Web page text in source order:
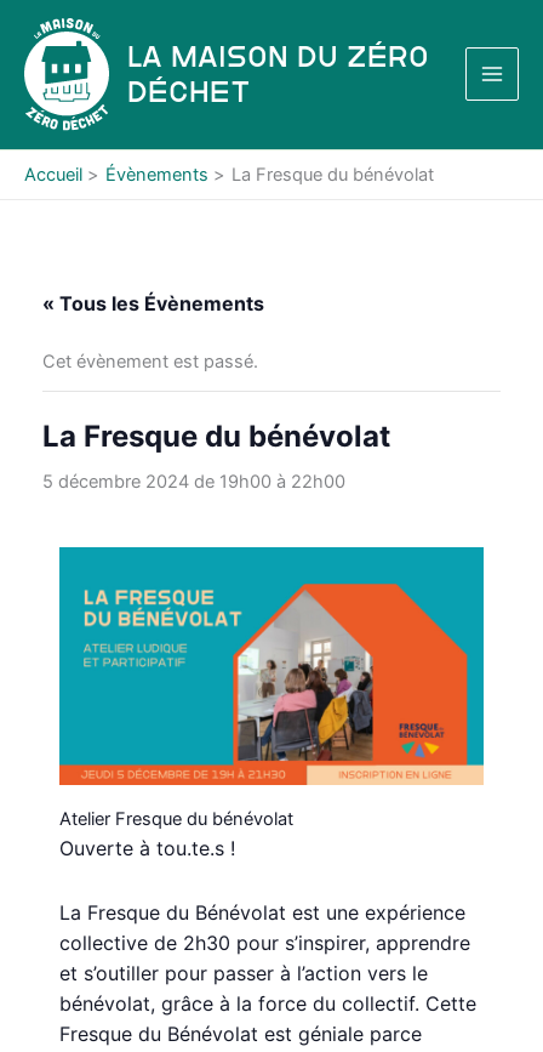
contenu
La Maison du Zéro
Déchet
Accueil Évènements La Fresque du bénévolat
« Tous les Évènements
Cet évènement est passé.
La Fresque du bénévolat
5 décembre 2024 de 19h00à 22h00
Atelier Fresque du bénévolat
Ouverte à tou.te.s !
La Fresque du Bénévolat est une expérience
collective de 2h30 pour s’inspirer, apprendre
et s’outiller pour passer à l’action vers le
bénévolat, grâce à la force du collectif. Cette
Fresque du Bénévolat est géniale parce